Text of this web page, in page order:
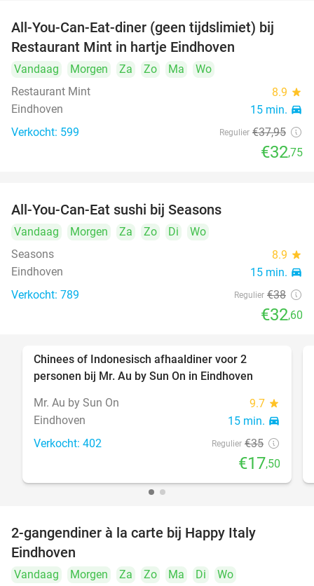
14%
All-You-Can-Eat-diner (geen tijdslimiet) bij
Restaurant Mint in hartje Eindhoven
Vandaag Morgen Za Zo Ma
Wo
Restaurant Mint
8.9 star
Eindhoven 15 min. directions_car
Verkocht: 599 Regulier €37,95
€32,75
All-You-Can-Eat sushi bij Seasons
Vandaag Morgen Za Zo Di
Wo
Seasons
8.9 star
Eindhoven 15 min. directions_car
Verkocht: 789 Regulier €38
€32,60
Chinees of Indonesisch afhaaldiner voor 2
personen bij Mr. Au by Sun On in Eindhoven
Mr. Au by Sun On
9.7 star
Eindhoven 15 min. directions_car
Verkocht: 402 Regulier €35
€17,50
2-gangendiner à la carte bij Happy Italy
Eindhoven
Vandaag Morgen Za Zo Ma Di
Wo